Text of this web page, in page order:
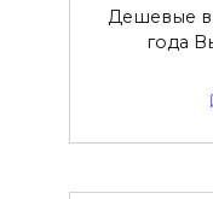
Дешевые
года